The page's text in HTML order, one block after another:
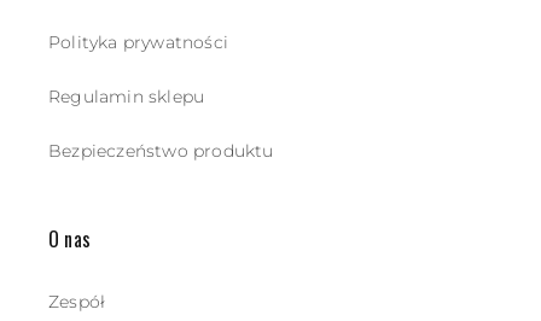
Polityka prywatności
Regulamin sklepu
Bezpieczeństwo produktu
O nas
Zespół